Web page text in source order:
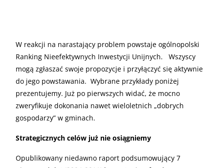
W reakcji na narastający problem powstaje ogólnopolski
Ranking Nieefektywnych Inwestycji Unijnych. Wszyscy
mogą zgłaszać swoje propozycje i przyłączyć się aktywnie
do jego powstawania. Wybrane przykłady poniżej
prezentujemy. Już po pierwszych widać, że mocno
zweryfikuje dokonania nawet wieloletnich „dobrych
gospodarzy” w gminach.
Strategicznych celów już nie osiągniemy
Opublikowany niedawno raport podsumowujący 7